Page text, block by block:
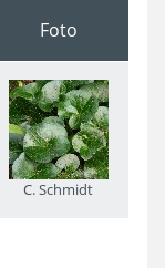
Foto
C. Schmidt